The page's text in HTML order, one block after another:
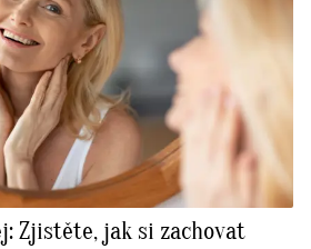
Zjistěte, jak si zachovat